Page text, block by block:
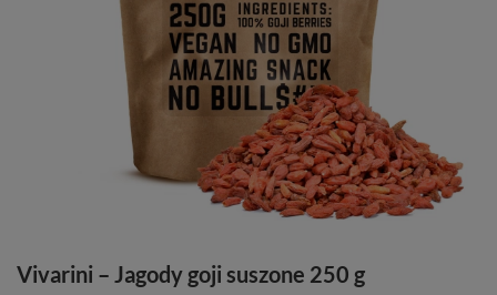
Vivarini – Jagody goji suszone 250 g